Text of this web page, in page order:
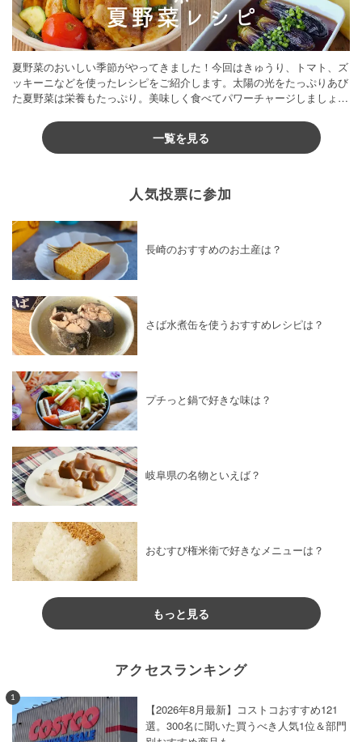
夏野菜のおいしい季節がやってきました！今回はきゅうり、トマト、ズ
ッキーニなどを使ったレシピをご紹介します。太陽の光をたっぷりあび
た夏野菜は栄養もたっぷり。美味しく食べてパワーチャージしましょう
一覧を見る
人気投票に参加
長崎のおすすめのお土産は？
さば水煮缶を使うおすすめレシピは？
プチっと鍋で好きな味は？
岐阜県の名物といえば？
おむすび権米衛で好きなメニューは？
もっと見る
アクセスランキング
1
【2026年8月最新】コストコおすすめ121
選。300名に聞いた買うべき人気1位＆部門